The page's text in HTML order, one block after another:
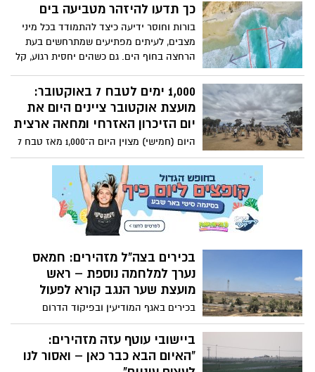
לידתו עם תסמונת מרפן מחלה גנטית נדירה
שפגעה בלבו. כעת הוא זקוק לניתוח לב פתוח
מורכב ומציל חיים, אולם לדברי משפחתו, לא
ניתן לבצע את ההליך בישראל, ולכן עליו
כך תדעו להיזהר מטביעה בים
בורות וחוסר ידיעה כיצד להתמודד בכל מיני
מצבים, לעיתים מפתיעים שמתרחשים בעת
הרחצה בחוף הים. גם כשהים יחסית רגוע, קל
שנסחפים פנימה?
1,000 ימים לטבח 7 באוקטובר:
מועצת אוקטובר ציינים היום את
יום הזיכרון האזרחי ומחאה ארצית
היום (חמישי) מצוין היום ה־1,000 מאז טבח 7
באוקטובר, ומועצת אוקטובר מקיימת יום
זיכרון אזרחי ומחאה ארצי תחת הכותרת
"1,000 ימים של שבעה".
בכירים בצה"ל מזהירים: חמאס
נערך למלחמה נוספת – ראש
מועצת שער הנגב קורא לפעול
בכירים באגף המודיעין ובפיקוד הדרום
הזהירו את הרמטכ"ל כי חמאס ממשיך להיערך
לעימות נוסף מול ישראל. לדבריהם, הארגון
מייצר מדי חודש מאות מטעני חבלה וטילי
נ"ט, מגייס מחבלים חדשים ומשקם את
ביישובי עוטף עזה מזהירים:
"האיום הבא כבר כאן – ואסור לנו